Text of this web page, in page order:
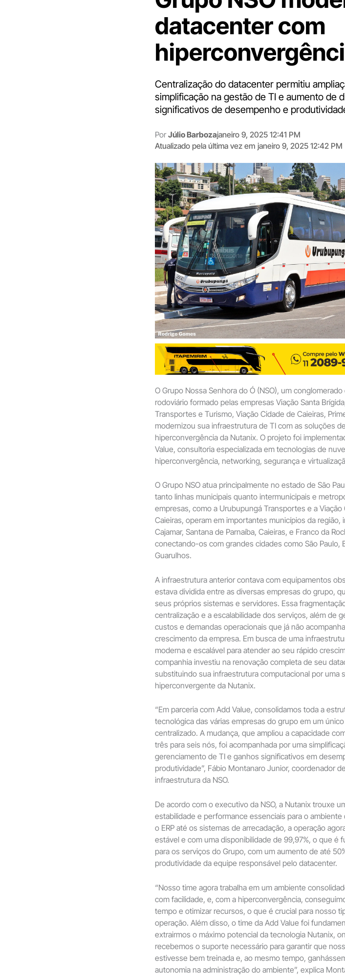
datacenter com
Centralização do datacenter permitiu
simplificação na gestão de TI e aumento de
significativos de desempenho e
Por Júlio Barbozajaneiro 9, 2025 12:41 PM
Atualizado pela última vez em janeiro 9, 2025 12:42 PM
O Grupo Nossa Senhora do Ó (NSO), um
rodoviário formado pelas empresas Viação Santa
Transportes e Turismo, Viação Cidade de Caieiras,
modernizou sua infraestrutura de TI com as soluções de
hiperconvergência da Nutanix. O projeto foi
Value, consultoria especializada em tecnologias de
hiperconvergência, networking, segurança e
O Grupo NSO atua principalmente no estado de São
tanto linhas municipais quanto intermunicipais e
empresas, como a Urubupungá Transportes e a Viação
Caieiras, operam em importantes municípios da região,
Cajamar, Santana de Parnaíba, Caieiras, e Franco da
conectando-os com grandes cidades como São Paulo,
Guarulhos.
A infraestrutura anterior contava com equipamentos
estava dividida entre as diversas empresas do grupo,
seus próprios sistemas e servidores. Essa
centralização e a escalabilidade dos serviços, além de
custos e demandas operacionais que já não
crescimento da empresa. Em busca de uma
moderna e escalável para atender ao seu rápido
companhia investiu na renovação completa de seu
substituindo sua infraestrutura computacional por uma
hiperconvergente da Nutanix.
“Em parceria com Add Value, consolidamos toda a
tecnológica das várias empresas do grupo em um
centralizado. A mudança, que ampliou a capacidade
três para seis nós, foi acompanhada por uma
gerenciamento de TI e ganhos significativos em
produtividade”, Fábio Montanaro Junior, coordenador de
infraestrutura da NSO.
De acordo com o executivo da NSO, a Nutanix trouxe
estabilidade e performance essenciais para o ambiente
o ERP até os sistemas de arrecadação, a operação
estável e com uma disponibilidade de 99,97%, o que é
para os serviços do Grupo, com um aumento de até
produtividade da equipe responsável pelo datacenter.
“Nosso time agora trabalha em um ambiente
com facilidade, e, com a hiperconvergência,
tempo e otimizar recursos, o que é crucial para nosso
operação. Além disso, o time da Add Value foi
extrairmos o máximo potencial da tecnologia Nutanix,
recebemos o suporte necessário para garantir que
estivesse bem treinada e, ao mesmo tempo,
autonomia na administração do ambiente”, explica